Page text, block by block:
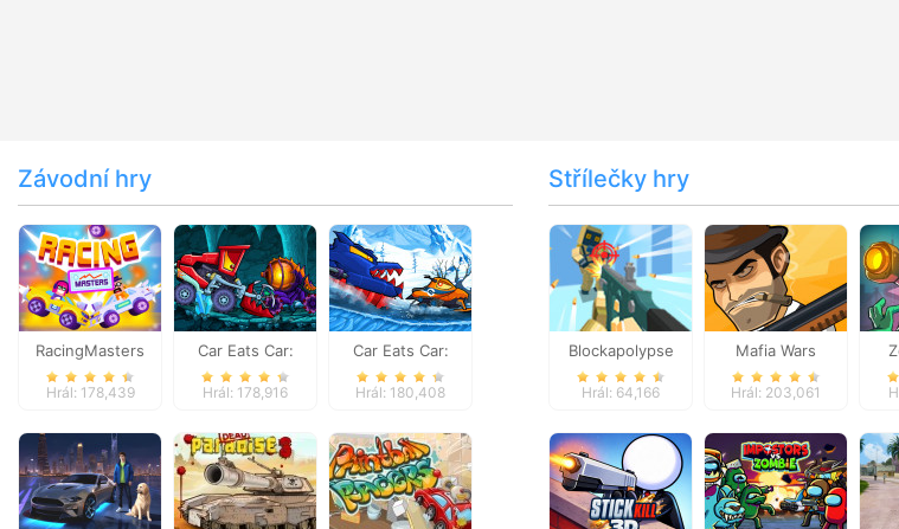
Závodní hry
RacingMasters
Hrál: 178,439
Car Eats Car:
Dungeon
Hrál: 178,916
Car Eats Car:
Winter Adventure
Hrál: 180,408
Střílečky hry
Blockapolypse
Zombie Shooter
Hrál: 64,166
Mafia Wars
Hrál: 203,061